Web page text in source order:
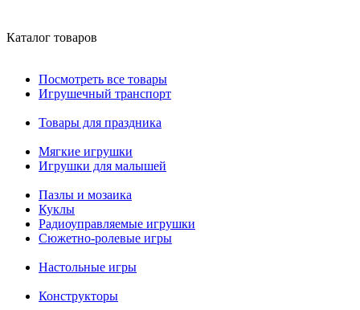
Каталог товаров
Посмотреть все товары
Игрушечный транспорт
Товары для праздника
Мягкие игрушки
Игрушки для малышей
Пазлы и мозаика
Куклы
Радиоуправляемые игрушки
Сюжетно-ролевые игры
Настольные игры
Конструкторы